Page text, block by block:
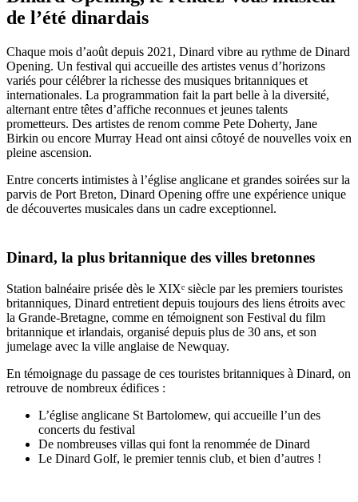
de l’été dinardais
Chaque mois d’août depuis 2021, Dinard vibre au rythme de Dinard
Opening. Un festival qui accueille des artistes venus d’horizons
variés pour célébrer la richesse des musiques britanniques et
internationales. La programmation fait la part belle à la diversité,
alternant entre têtes d’affiche reconnues et jeunes talents
prometteurs. Des artistes de renom comme Pete Doherty, Jane
Birkin ou encore Murray Head ont ainsi côtoyé de nouvelles voix en
pleine ascension.
Entre concerts intimistes à l’église anglicane et grandes soirées sur la
parvis de Port Breton, Dinard Opening offre une expérience unique
de découvertes musicales dans un cadre exceptionnel.
Dinard, la plus britannique des villes bretonnes
Station balnéaire prisée dès le XIXᵉ siècle par les premiers touristes
britanniques, Dinard entretient depuis toujours des liens étroits avec
la Grande-Bretagne, comme en témoignent son Festival du film
britannique et irlandais, organisé depuis plus de 30 ans, et son
jumelage avec la ville anglaise de Newquay.
En témoignage du passage de ces touristes britanniques à Dinard, on
retrouve de nombreux édifices :
L’église anglicane St Bartolomew, qui accueille l’un des
concerts du festival
De nombreuses villas qui font la renommée de Dinard
Le Dinard Golf, le premier tennis club, et bien d’autres !